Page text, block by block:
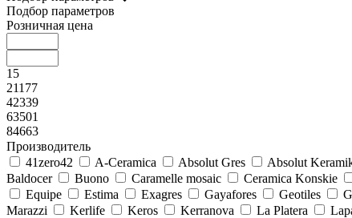
Подбор параметров
Розничная цена
15
21177
42339
63501
84663
Производитель
41zero42
A-Ceramica Absolut Gres Absolut
Baldocer
Buono Caramelle mosaic Ceramica Konskie
Equipe
Estima Exagres Gayafores Geotiles
Marazzi
Kerlife Keros Kerranova La Platera